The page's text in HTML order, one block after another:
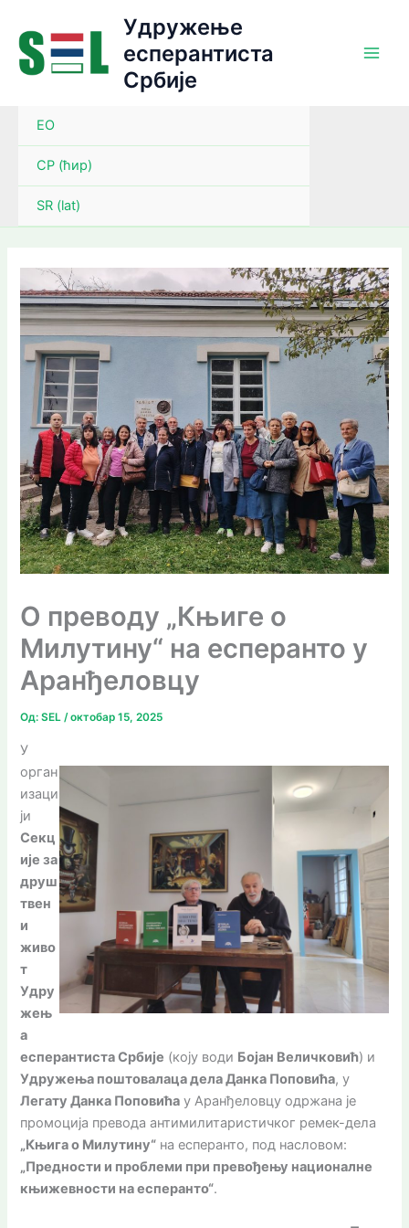
садржај
Удружење
eсперантиста
Србије
EO
СР (ћир)
SR (lat)
О преводу „Књиге о
Милутину“ на есперанто у
Аранђеловцу
Од: SEL/октобар 15, 2025
У
орган
изаци
ји
Секц
ије за
друш
твен
и
живо
т
Удру
жењ
а
есперантиста Србије (коју води Бојан Величковић) и
Удружења поштовалаца дела Данка Поповића, у
Легату Данка Поповића у Аранђеловцу одржана је
промоција превода антимилитаристичког ремек-дела
„Књига о Милутину“ на есперанто, под насловом:
„Предности и проблеми при превођењу националне
књижевности на есперанто“.